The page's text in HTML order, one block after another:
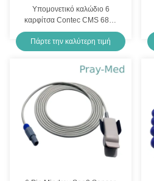
Υπομονετικό καλώδιο 6
καρφίτσα Contec CMS 6800
CMS 8000 CMS 9000 του
ISO ECG
Πάρτε την καλύτερη τιμή